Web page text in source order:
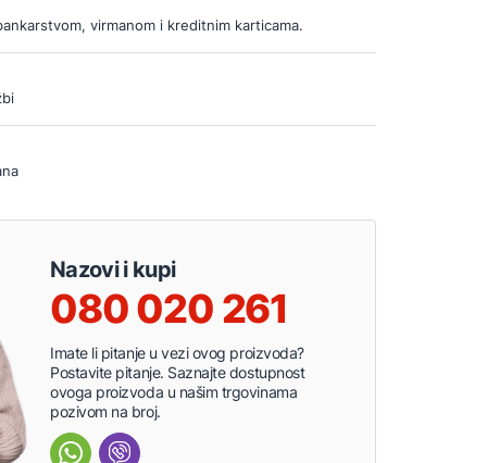
virmanom i kreditnim karticama.
Nazovi i kupi
080 020 261
Imate li pitanje u vezi ovog proizvoda?
Postavite pitanje. Saznajte dostupnost
ovoga proizvoda u našim trgovinama
pozivom na broj.